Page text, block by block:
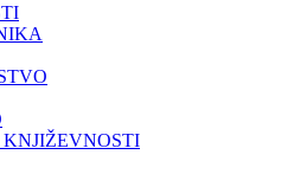
KNJIŽEVNOSTI